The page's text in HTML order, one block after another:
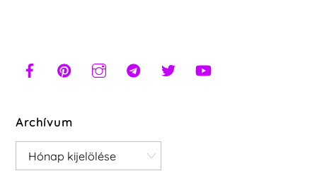
Archívum
Archívum